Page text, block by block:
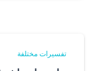
تفسيرات مختلفة